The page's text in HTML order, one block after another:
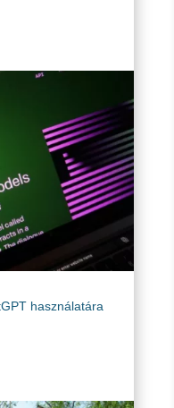
használatára